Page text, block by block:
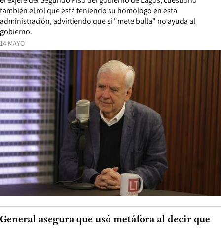
14 MAYO
también el rol que está teniendo su homologo en esta
administración, advirtiendo que si "mete bulla" no ayuda al
gobierno.
General asegura que usó metáfora al decir que